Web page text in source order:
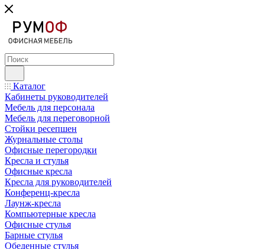
Каталог
Кабинеты руководителей
Мебель для персонала
Мебель для переговорной
Стойки ресепшен
Журнальные столы
Офисные перегородки
Кресла и стулья
Офисные кресла
Кресла для руководителей
Конференц-кресла
Лаунж-кресла
Компьютерные кресла
Офисные стулья
Барные стулья
Обеденные стулья